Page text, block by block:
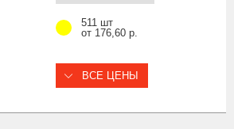
511 шт
от 176,60 р.
ВСЕ ЦЕНЫ